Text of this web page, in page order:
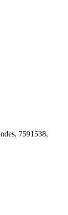
7591538,